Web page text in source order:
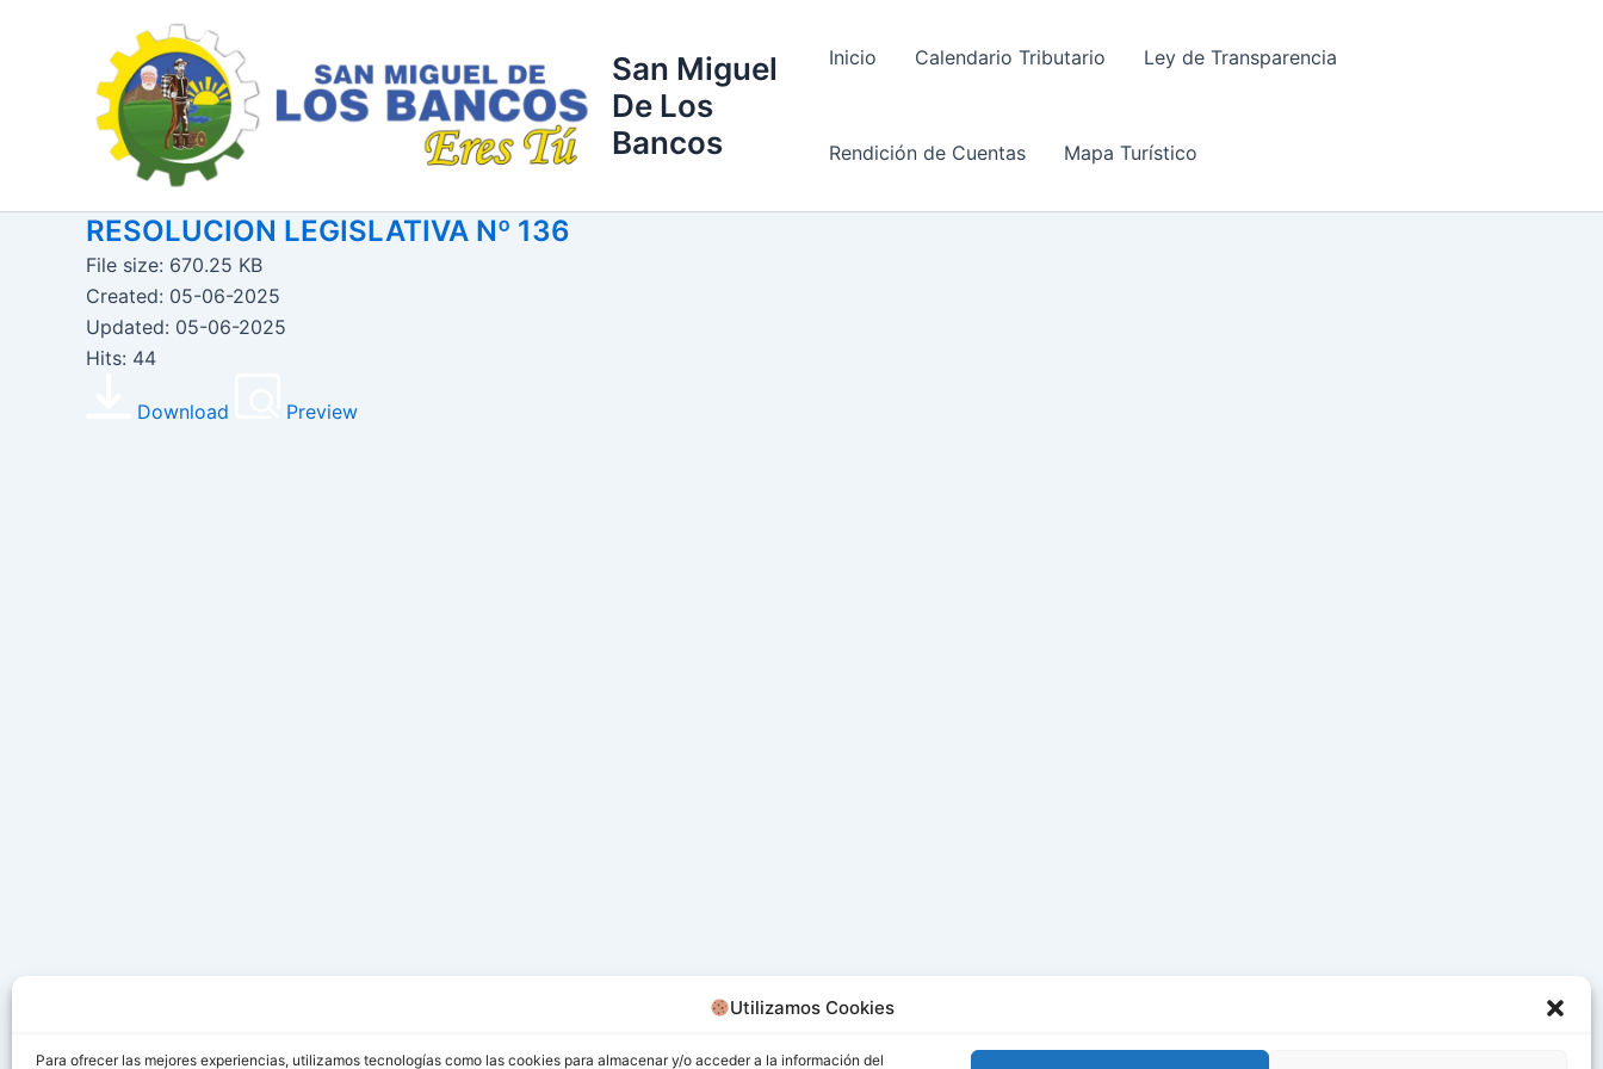
Utilizamos Cookies
Para ofrecer las mejores experiencias, utilizamos tecnologías como las cookies para almacenar y/o acceder a la información del
San Miguel
De Los
Bancos
Inicio Calendario Tributario Ley de Transparencia
Rendición de Cuentas Mapa Turístico
RESOLUCION LEGISLATIVA Nº 136
File size: 670.25 KB
Created: 05-06-2025
Updated: 05-06-2025
Hits: 44
Download Preview